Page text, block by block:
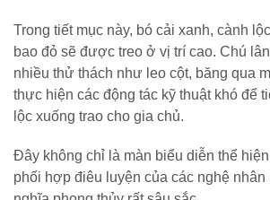
Trong tiết mục này, bó cải xanh, cành
bao đỏ sẽ được treo ở vị trí cao. Chú
nhiều thử thách như leo cột, băng qua
thực hiện các động tác kỹ thuật khó để
lộc xuống trao cho gia chủ.
Đây không chỉ là màn biểu diễn thể
phối hợp điêu luyện của các nghệ nhân